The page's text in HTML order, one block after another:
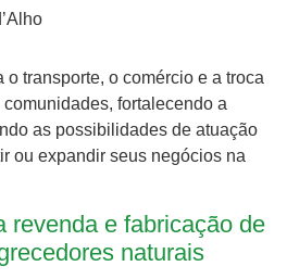
transporte, o comércio e a troca
fortalecendo a
as possibilidades de atuação
ou expandir seus negócios na
revenda e fabricação de
naturais